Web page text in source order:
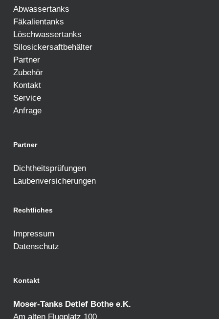
Abwassertanks
Fäkalientanks
Löschwassertanks
Silosickersaftbehälter
Partner
Zubehör
Kontakt
Service
Anfrage
Partner
Dichtheitsprüfungen
Laubenversicherungen
Rechtliches
Impressum
Datenschutz
Kontakt
Moser-Tanks Detlef Bothe e.K.
Am alten Flugplatz 100